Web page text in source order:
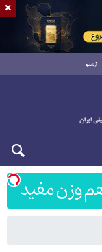
آرشیو
×